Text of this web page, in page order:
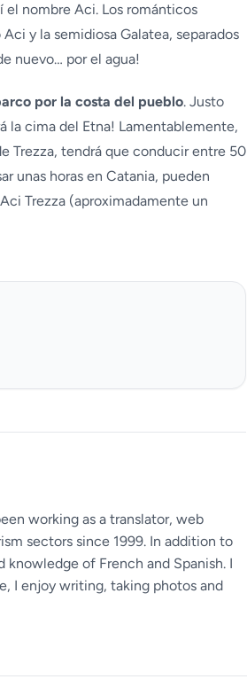
el nombre Aci. Los románticos
y la semidiosa Galatea, separados
nuevo… por el agua!
por la costa del pueblo. Justo
la cima del Etna! Lamentablemente,
Trezza, tendrá que conducir entre 50
unas horas en Catania, pueden
Trezza (aproximadamente un
working as a translator, web
sectors since 1999. In addition to
knowledge of French and Spanish. I
I enjoy writing, taking photos and